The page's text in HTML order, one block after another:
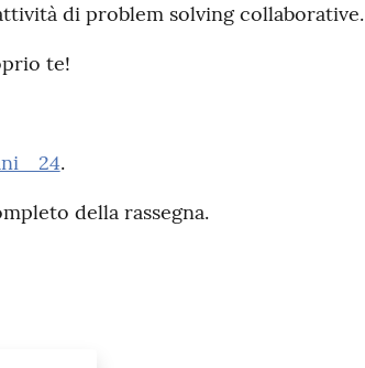
di problem solving collaborative.
te!
_24.
della rassegna.